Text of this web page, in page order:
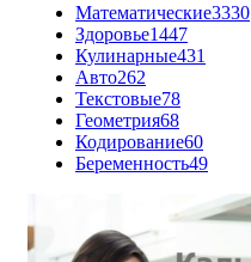
Математические3330
Здоровье1447
Кулинарные431
Авто262
Текстовые78
Геометрия68
Кодирование60
Беременность49